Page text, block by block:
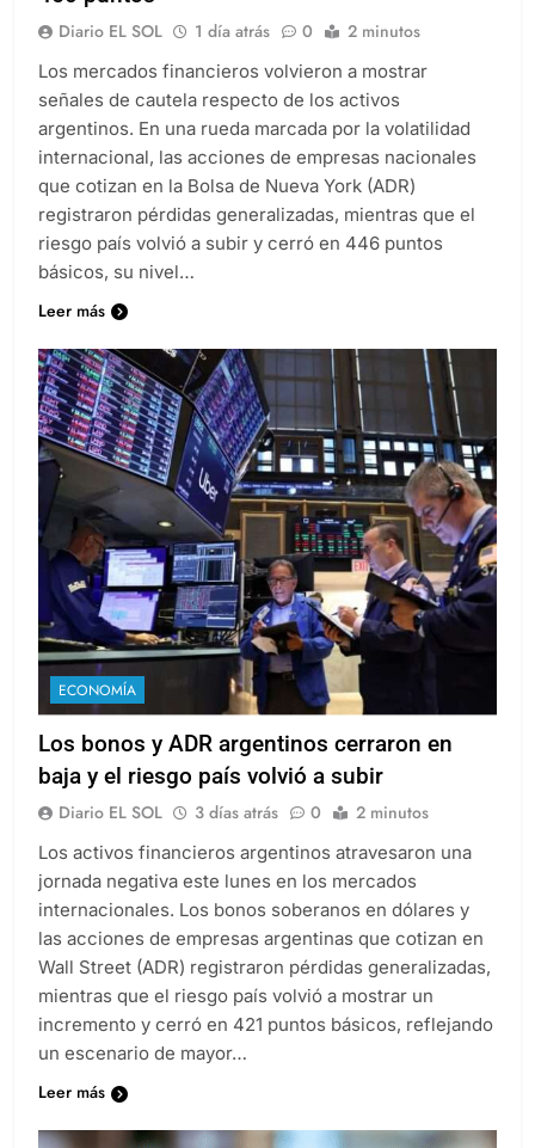
Diario EL SOL 1 día atrás 0 2 minutos
Los mercados financieros volvieron a mostrar
señales de cautela respecto de los activos
argentinos. En una rueda marcada por la volatilidad
internacional, las acciones de empresas nacionales
que cotizan en la Bolsa de Nueva York (ADR)
registraron pérdidas generalizadas, mientras que el
riesgo país volvió a subir y cerró en 446 puntos
básicos, su nivel…
Leer más
ECONOMÍA
Los bonos y ADR argentinos cerraron en
baja y el riesgo país volvió a subir
Diario EL SOL 3 días atrás 0 2 minutos
Los activos financieros argentinos atravesaron una
jornada negativa este lunes en los mercados
internacionales. Los bonos soberanos en dólares y
las acciones de empresas argentinas que cotizan en
Wall Street (ADR) registraron pérdidas generalizadas,
mientras que el riesgo país volvió a mostrar un
incremento y cerró en 421 puntos básicos, reflejando
un escenario de mayor…
Leer más